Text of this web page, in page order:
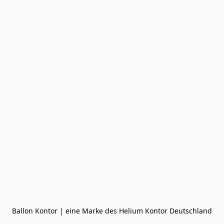
Ballon Kontor | eine Marke des Helium Kontor Deutschland